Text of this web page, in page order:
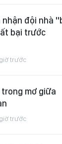
nhận đội nhà
bại trước
trước
mơ giữa
trước